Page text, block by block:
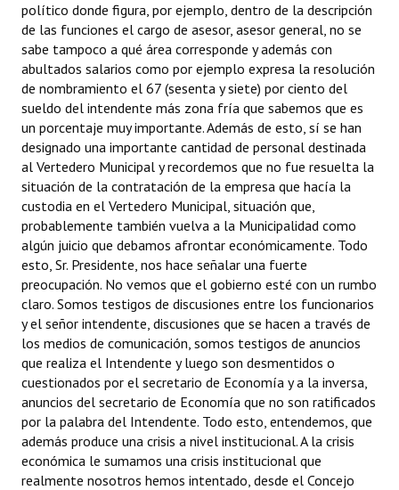
político donde figura, por ejemplo, dentro de la descripción
de las funciones el cargo de asesor, asesor general, no se
sabe tampoco a qué área corresponde y además con
abultados salarios como por ejemplo expresa la resolución
de nombramiento el 67 (sesenta y siete) por ciento del
sueldo del intendente más zona fría que sabemos que es
un porcentaje muy importante. Además de esto, sí se han
designado una importante cantidad de personal destinada
al Vertedero Municipal y recordemos que no fue resuelta la
situación de la contratación de la empresa que hacía la
custodia en el Vertedero Municipal, situación que,
probablemente también vuelva a la Municipalidad como
algún juicio que debamos afrontar económicamente. Todo
esto, Sr. Presidente, nos hace señalar una fuerte
preocupación. No vemos que el gobierno esté con un rumbo
claro. Somos testigos de discusiones entre los funcionarios
y el señor intendente, discusiones que se hacen a través de
los medios de comunicación, somos testigos de anuncios
que realiza el Intendente y luego son desmentidos o
cuestionados por el secretario de Economía y a la inversa,
anuncios del secretario de Economía que no son ratificados
por la palabra del Intendente. Todo esto, entendemos, que
además produce una crisis a nivel institucional. A la crisis
económica le sumamos una crisis institucional que
realmente nosotros hemos intentado, desde el Concejo